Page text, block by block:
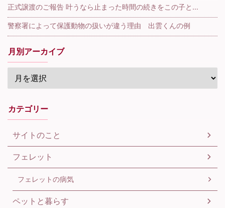
正式譲渡のご報告 叶うなら止まった時間の続きをこの子と…
警察署によって保護動物の扱いが違う理由 出雲くんの例
月別アーカイブ
カテゴリー
サイトのこと
フェレット
フェレットの病気
ペットと暮らす